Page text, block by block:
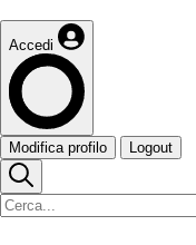
Accedi
Modifica profilo Logout